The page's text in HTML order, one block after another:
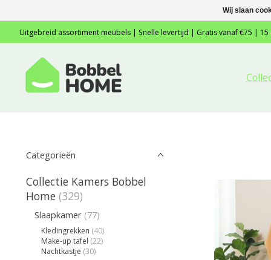
Uitgebreid assortiment meubels | Snelle levertijd | Gratis vanaf €75 | 15
Categorieën
Collectie Kamers Bobbel
Home (329)
Slaapkamer (77)
Kledingrekken (40)
Make-up tafel (22)
Nachtkastje (30)
Wij slaan